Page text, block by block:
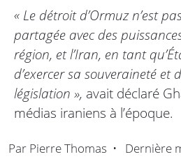
« Le détroit d’Ormuz n’est
partagée avec des
région, et l’Iran, en tant
d’exercer sa souveraineté et
législation », avait déclaré
médias iraniens à l’époque.
Par Pierre Thomas • Dernière